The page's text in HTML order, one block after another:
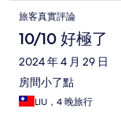
旅客真實評論
10/10 好極了
2024 年 4 月 29 日
房間小了點
LIU，4 晚旅行